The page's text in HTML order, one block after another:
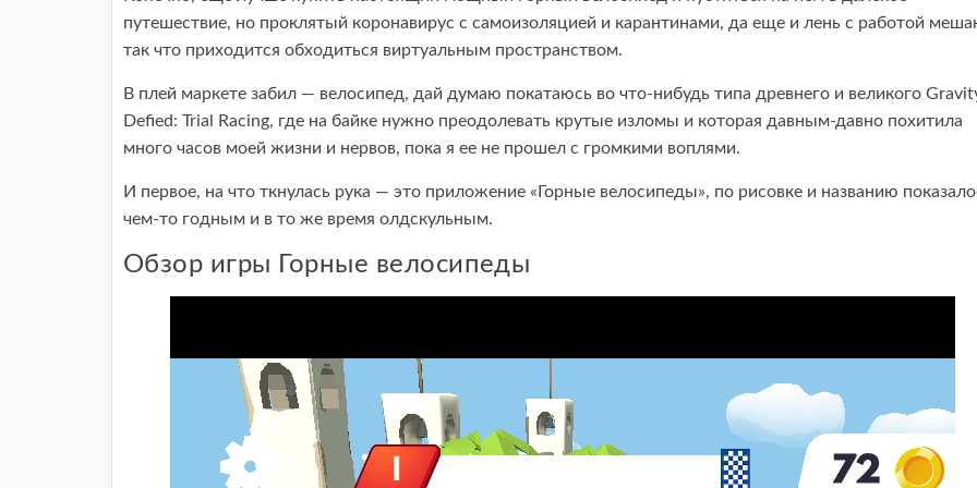
путешествие, но проклятый коронавирус с самоизоляцией и карантинами, да еще и лень с работой
так что приходится обходиться виртуальным пространством.
В плей маркете забил — велосипед, дай думаю покатаюсь во что-нибудь типа древнего и великого
Defied: Trial Racing, где на байке нужно преодолевать крутые изломы и которая давным-давно похитила
много часов моей жизни и нервов, пока я ее не прошел с громкими воплями.
И первое, на что ткнулась рука — это приложение «Горные велосипеды», по рисовке и названию
чем-то годным и в то же время олдскульным.
Обзор игры Горные велосипеды